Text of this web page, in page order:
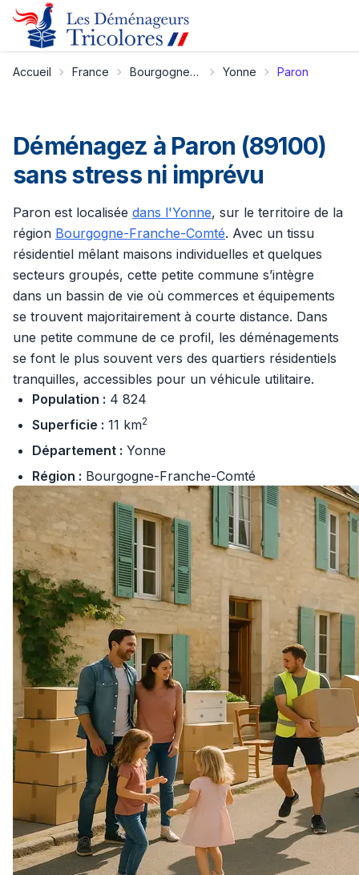
Accueil France Bourgogne-Franche-Comté Yonne Paron
Déménagez à Paron (89100)
sans stress ni imprévu
Paron est localisée dans l'Yonne, sur le territoire de la
région Bourgogne-Franche-Comté. Avec un tissu
résidentiel mêlant maisons individuelles et quelques
secteurs groupés, cette petite commune s’intègre
dans un bassin de vie où commerces et équipements
se trouvent majoritairement à courte distance. Dans
une petite commune de ce profil, les déménagements
se font le plus souvent vers des quartiers résidentiels
tranquilles, accessibles pour un véhicule utilitaire.
Population : 4 824
Superficie : 11 km2
Département : Yonne
Région : Bourgogne-Franche-Comté